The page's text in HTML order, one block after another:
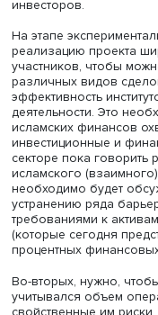
— Обсуждение
банкинга проходит
уже более 7 лет. За
утвердилось
банковской
сделано в
сложно. В то же
финансовой
— это более
вариант: в свете
российской
смещение акцентов
предлагаемое
что оно будет
Резюмируя, скажу:
призвано прежде
финансовую